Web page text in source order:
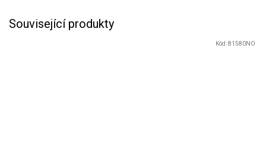
Související produkty
Kód:81580NO